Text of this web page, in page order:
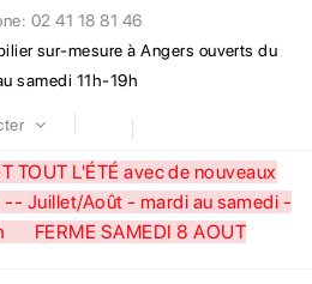
02 41 18 81 46
sur-mesure à Angers ouverts du
samedi 11h-19h
TOUT L'ÉTÉ avec de nouveaux
-- Juillet/Août - mardi au samedi -
FERME SAMEDI 8 AOUT